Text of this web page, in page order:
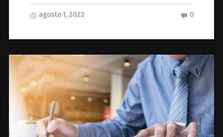
agosto 1, 2022 0